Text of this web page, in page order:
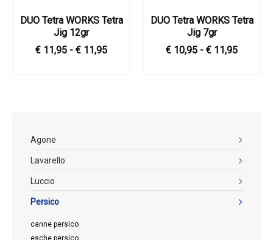
DUO Tetra WORKS Tetra
Jig 12gr
€ 11,95 - € 11,95
DUO Tetra WORKS Tetra
Jig 7gr
€ 10,95 - € 11,95
Agone
Lavarello
Luccio
Persico
canne persico
esche persico